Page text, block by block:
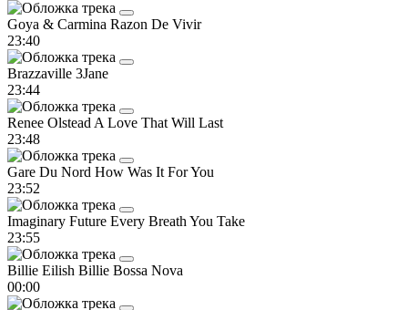
Goya & Carmina Razon De Vivir
23:40
Brazzaville 3Jane
23:44
Renee Olstead A Love That Will Last
23:48
Gare Du Nord How Was It For You
23:52
Imaginary Future Every Breath You Take
23:55
Billie Eilish Billie Bossa Nova
00:00